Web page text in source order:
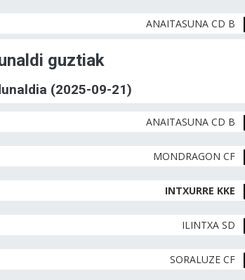
ANAITASUNA CD B
guztiak
(2025-09-21)
ANAITASUNA CD B
MONDRAGON CF
INTXURRE KKE
ILINTXA SD
SORALUZE CF